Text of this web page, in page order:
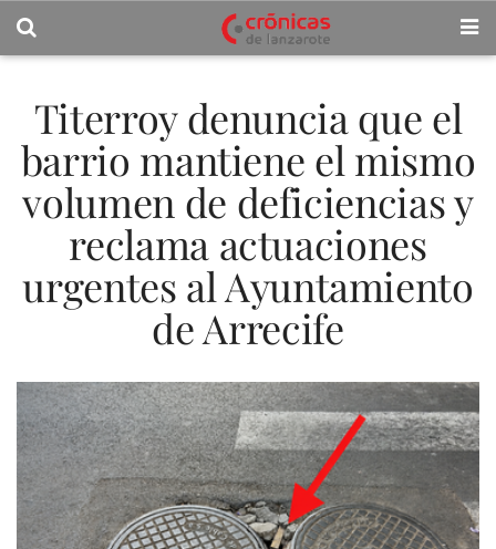
Titerroy denuncia que el
barrio mantiene el mismo
volumen de deficiencias y
reclama actuaciones
urgentes al Ayuntamiento
de Arrecife